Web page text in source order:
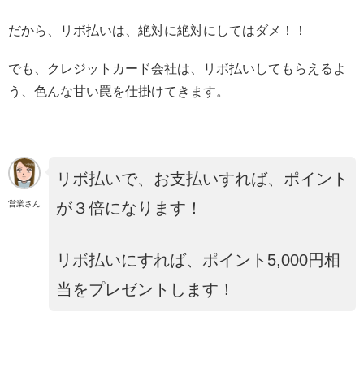
だから、リボ払いは、絶対に絶対にしてはダメ！！
でも、クレジットカード会社は、リボ払いしてもらえるよ
う、色んな甘い罠を仕掛けてきます。
営業さん
リボ払いで、お支払いすれば、ポイント
が３倍になります！
リボ払いにすれば、ポイント5,000円相
当をプレゼントします！